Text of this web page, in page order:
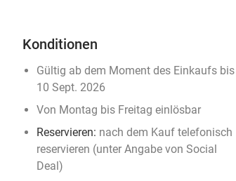
Konditionen
Gültig ab dem Moment des Einkaufs bis
10 Sept. 2026
Von Montag bis Freitag einlösbar
Reservieren: nach dem Kauf telefonisch
reservieren (unter Angabe von Social
Deal)